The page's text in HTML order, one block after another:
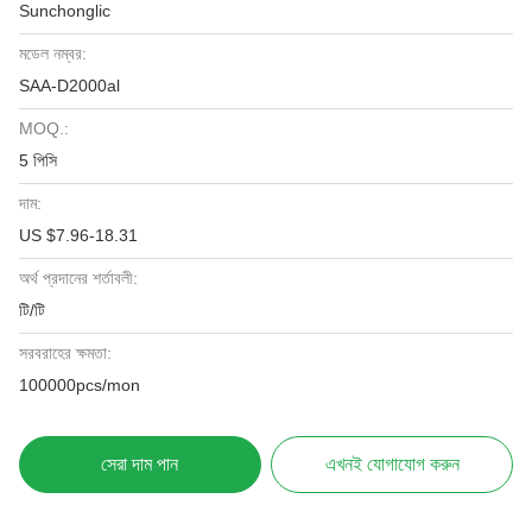
Sunchonglic
মডেল নম্বর:
SAA-D2000al
MOQ.:
5 পিসি
দাম:
US $7.96-18.31
অর্থ প্রদানের শর্তাবলী:
টি/টি
সরবরাহের ক্ষমতা:
100000pcs/mon
সেরা দাম পান এখনই যোগাযোগ করুন